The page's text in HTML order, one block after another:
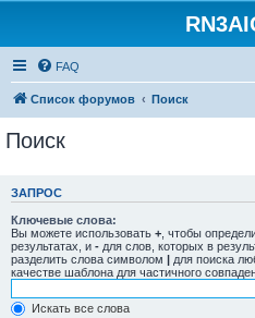
FAQ
Список форумов Поиск
Поиск
ЗАПРОС
Ключевые слова:
Вы можете использовать + , чтобы
результатах, и - для слов, которых в
разделить слова символом | для поиска
качестве шаблона для частичного
Искать все слова